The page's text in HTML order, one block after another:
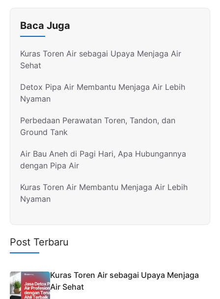
Baca Juga
Kuras Toren Air sebagai Upaya Menjaga Air
Sehat
Detox Pipa Air Membantu Menjaga Air Lebih
Nyaman
Perbedaan Perawatan Toren, Tandon, dan
Ground Tank
Air Bau Aneh di Pagi Hari, Apa Hubungannya
dengan Pipa Air
Kuras Toren Air Membantu Menjaga Air Lebih
Nyaman
Post Terbaru
Kuras Toren Air sebagai Upaya Menjaga
Air Sehat